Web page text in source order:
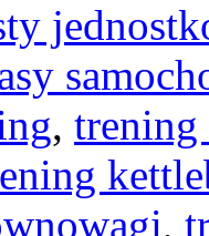
, trening
,